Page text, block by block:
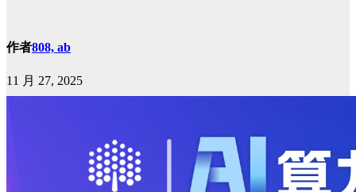
作者808, ab
11 月 27, 2025